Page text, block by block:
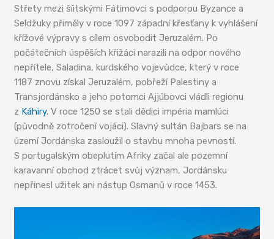
Střety mezi šíitskými Fátimovci s podporou Byzance a
Seldžuky přiměly v roce 1097 západní křesťany k vyhlášení
křížové výpravy s cílem osvobodit Jeruzalém. Po
počátečních úspěších křižáci narazili na odpor nového
nepřítele, Saladina, kurdského vojevůdce, který v roce
1187 znovu získal Jeruzalém, pobřeží Palestiny a
Transjordánsko a jeho potomci Ajjúbovci vládli regionu
z Káhiry. V roce 1250 se stali dědici impéria mamlúci
(původně zotročení vojáci). Slavný sultán Bajbars se na
území Jordánska zasloužil o stavbu mnoha pevností.
S portugalským obeplutím Afriky začal ale pozemní
karavanní obchod ztrácet svůj význam, Jordánsku
nepřinesl užitek ani nástup Osmanů v roce 1453.